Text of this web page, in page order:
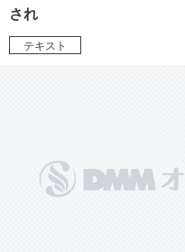
され
テキスト